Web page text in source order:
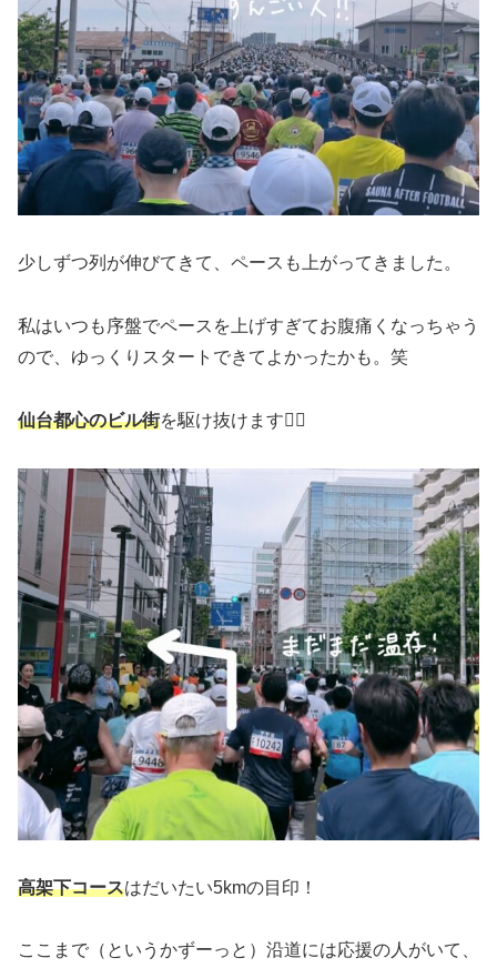
少しずつ列が伸びてきて、ペースも上がってきました。
私はいつも序盤でペースを上げすぎてお腹痛くなっちゃう
ので、ゆっくりスタートできてよかったかも。笑
仙台都心のビル街を駆け抜けます🏃‍♀️
高架下コースはだいたい5kmの目印！
ここまで（というかずーっと）沿道には応援の人がいて、